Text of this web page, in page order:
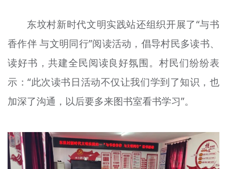
东坟村新时代文明实践站还组织开展了“与书
香作伴 与文明同行”阅读活动，倡导村民多读书、
读好书，共建全民阅读良好氛围。村民们纷纷表
示：“此次读书日活动不仅让我们学到了知识，也
加深了沟通，以后要多来图书室看书学习”。